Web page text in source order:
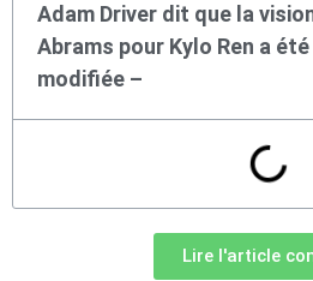
Adam Driver dit que la
Abrams pour Kylo Ren a
modifiée –
Lire l'article